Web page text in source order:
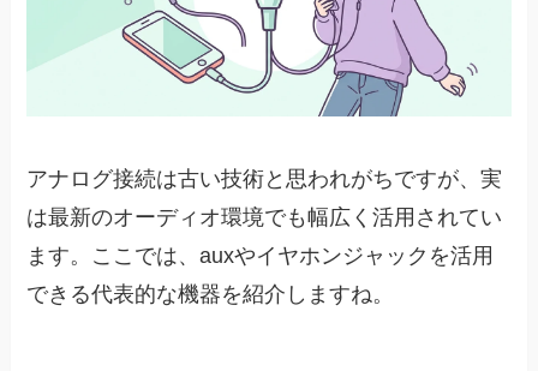
アナログ接続は古い技術と思われがちですが、実
は最新のオーディオ環境でも幅広く活用されてい
ます。ここでは、auxやイヤホンジャックを活用
できる代表的な機器を紹介しますね。